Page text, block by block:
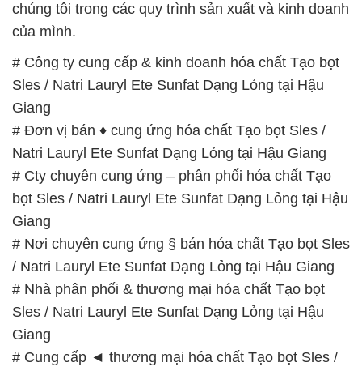
chúng tôi trong các quy trình sản xuất và kinh doanh
của mình.
# Công ty cung cấp & kinh doanh hóa chất Tạo bọt
Sles / Natri Lauryl Ete Sunfat Dạng Lỏng tại Hậu
Giang
# Đơn vị bán ♦ cung ứng hóa chất Tạo bọt Sles /
Natri Lauryl Ete Sunfat Dạng Lỏng tại Hậu Giang
# Cty chuyên cung ứng – phân phối hóa chất Tạo
bọt Sles / Natri Lauryl Ete Sunfat Dạng Lỏng tại Hậu
Giang
# Nơi chuyên cung ứng § bán hóa chất Tạo bọt Sles
/ Natri Lauryl Ete Sunfat Dạng Lỏng tại Hậu Giang
# Nhà phân phối & thương mại hóa chất Tạo bọt
Sles / Natri Lauryl Ete Sunfat Dạng Lỏng tại Hậu
Giang
# Cung cấp ◄ thương mại hóa chất Tạo bọt Sles /